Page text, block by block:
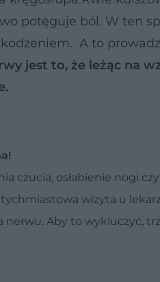
potęguje ból. W ten
A to
jest to, że leżąc na
czucia, osłabienie nogi
wizyta u
nerwu. Aby to wykluczyć,